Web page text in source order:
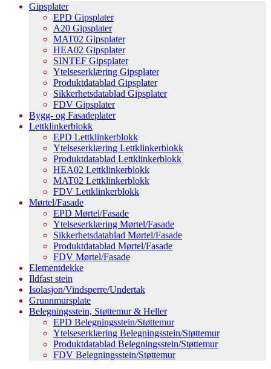
Gipsplater
EPD Gipsplater
A20 Gipsplater
MAT02 Gipsplater
HEA02 Gipsplater
SINTEF Gipsplater
Ytelseserklæring Gipsplater
Produktdatablad Gipsplater
Sikkerhetsdatablad Gipsplater
FDV Gipsplater
Bygg- og Fasadeplater
Lettklinkerblokk
EPD Lettklinkerblokk
Ytelseserklæring Lettklinkerblokk
Produktdatablad Lettklinkerblokk
HEA02 Lettklinkerblokk
MAT02 Lettklinkerblokk
FDV Lettklinkerblokk
Mørtel/Fasade
EPD Mørtel/Fasade
Ytelseserklæring Mørtel/Fasade
Sikkerhetsdatablad Mørtel/Fasade
Produktdatablad Mørtel/Fasade
FDV Mørtel/Fasade
Elementdekke
Ildfast stein
Isolasjon/Vindsperre/Undertak
Grunnmursplate
Belegningsstein, Støttemur & Heller
EPD Belegningsstein/Støttemur
Ytelseserklæring Belegningsstein/Støttemur
Produktdatablad Belegningsstein/Støttemur
FDV Belegningsstein/Støttemur